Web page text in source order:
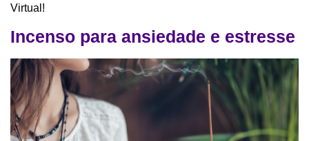
Virtual!
Incenso para ansiedade e estresse